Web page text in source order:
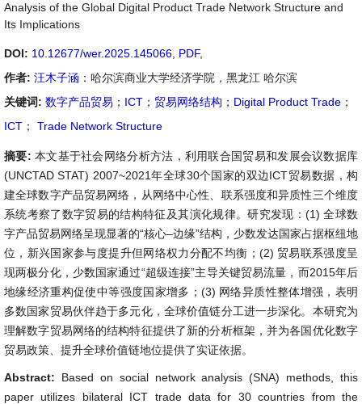
Analysis of the Global Digital Product Trade Network Structure and
Its Implications
DOI: 10.12677/wer.2025.145066 PDF,
作者: 汪木子涵 ：哈尔滨商业大学经济学院，黑龙江 哈尔滨
关键词: 数字产品贸易 ； ICT ； 贸易网络结构 ； Digital Product Trade ；
ICT ； Trade Network Structure
摘要: 本文基于社会网络分析方法，利用联合国贸易和发展会议数据库
(UNCTAD STAT) 2007~2021年全球30个国家的双边ICT贸易数据，构
建全球数字产品贸易网络，从网络中心性、联系强度和异质性三个维度
系统考察了数字贸易的结构特征及其演化规律。研究发现：(1) 全球数
字产品贸易网络呈现显著的“核心–边缘”结构，少数发达国家占据枢纽地
位，新兴国家参与度提升但网络权力分配不均衡；(2) 贸易联系强度呈
现两极分化，少数国家通过“超级连接”主导关键贸易流量，而2015年后
地缘经济重构促使中等强度国家增多；(3) 网络异质性整体增强，表明
多数国家贸易伙伴趋于多元化，全球价值链分工进一步深化。本研究为
理解数字贸易网络的结构特征提供了新的分析框架，并为各国优化数字
贸易政策、提升全球价值链地位提供了实证依据。
Abstract: Based on social network analysis (SNA) methods, this
paper utilizes bilateral ICT trade data for 30 countries from the